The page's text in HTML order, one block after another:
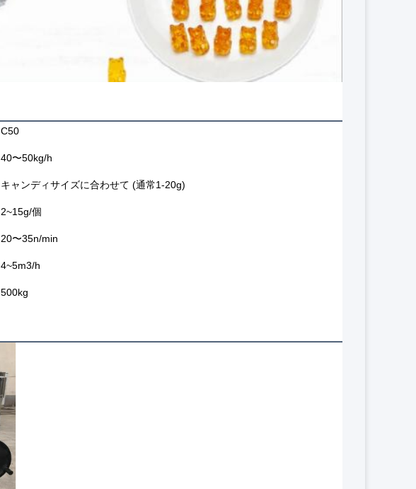
C50
40〜50kg/h
キャンディサイズに合わせて (通常1-20g)
2~15g/個
20〜35n/min
4~5m3/h
500kg